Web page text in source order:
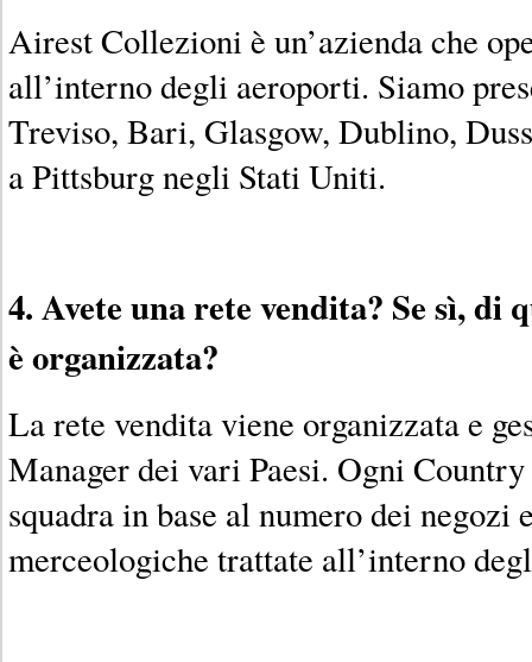
Airest Collezioni è un’azienda che
all’interno degli aeroporti. Siamo
Treviso, Bari, Glasgow, Dublino,
a Pittsburg negli Stati Uniti.
4. Avete una rete vendita? Se sì, di
è organizzata?
La rete vendita viene organizzata e
Manager dei vari Paesi. Ogni
squadra in base al numero dei negozi
merceologiche trattate all’interno